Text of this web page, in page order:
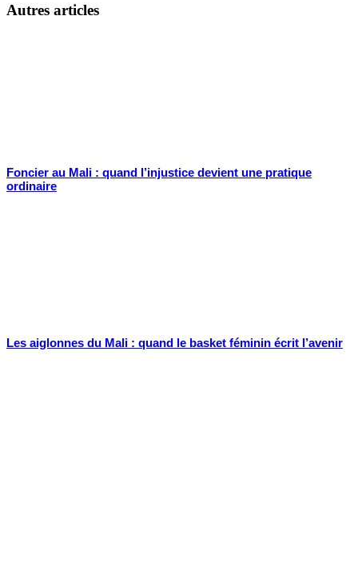
Autres articles
Foncier au Mali : quand l’injustice devient une pratique
ordinaire
Les aiglonnes du Mali : quand le basket féminin écrit l’avenir